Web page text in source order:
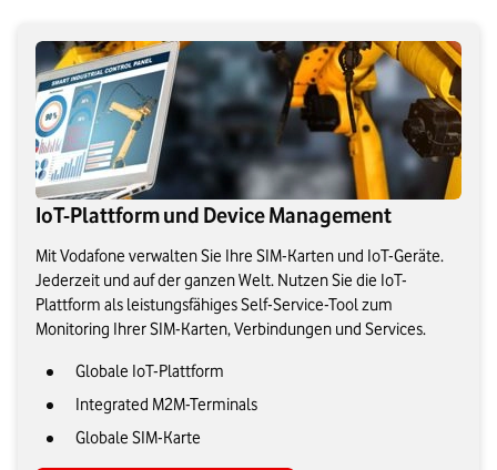
IoT-Plattform und Device Management
Mit Vodafone verwalten Sie Ihre SIM-Karten und IoT-Geräte.
Jederzeit und auf der ganzen Welt. Nutzen Sie die IoT-
Plattform als leistungsfähiges Self-Service-Tool zum
Monitoring Ihrer SIM-Karten, Verbindungen und Services.
Globale IoT-Plattform
Integrated M2M-Terminals
Globale SIM-Karte